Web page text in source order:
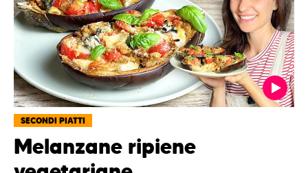
SECONDI PIATTI
Melanzane ripiene